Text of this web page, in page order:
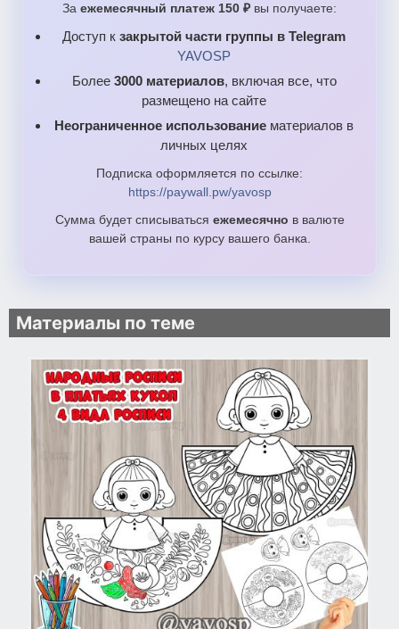
За ежемесячный платеж 150 ₽ вы получаете:
Доступ к закрытой части группы в Telegram
YAVOSP
Более 3000 материалов, включая все, что
размещено на сайте
Неограниченное использование материалов в
личных целях
Подписка оформляется по ссылке:
https://paywall.pw/yavosp
Сумма будет списываться ежемесячно в валюте
вашей страны по курсу вашего банка.
Материалы по теме